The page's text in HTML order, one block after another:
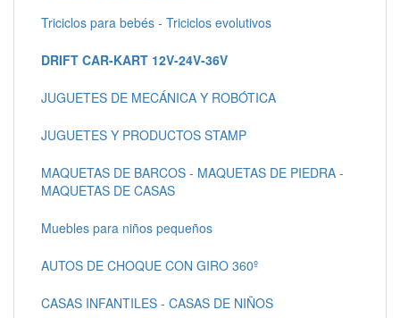
Triciclos para bebés - Triciclos evolutivos
DRIFT CAR-KART 12V-24V-36V
JUGUETES DE MECÁNICA Y ROBÓTICA
JUGUETES Y PRODUCTOS STAMP
MAQUETAS DE BARCOS - MAQUETAS DE PIEDRA -
MAQUETAS DE CASAS
Muebles para niños pequeños
AUTOS DE CHOQUE CON GIRO 360º
CASAS INFANTILES - CASAS DE NIÑOS